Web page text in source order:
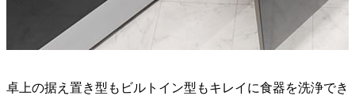
卓上の据え置き型もビルトイン型もキレイに食器を洗浄でき